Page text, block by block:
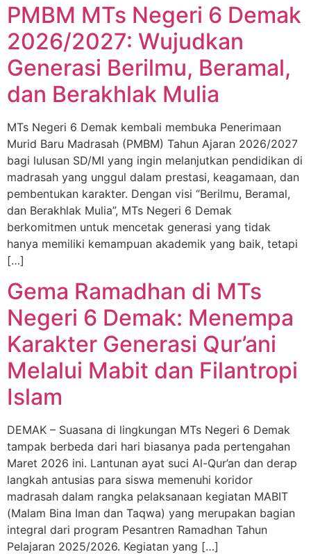
PMBM MTs Negeri 6 Demak
2026/2027: Wujudkan
Generasi Berilmu, Beramal,
dan Berakhlak Mulia
MTs Negeri 6 Demak kembali membuka Penerimaan
Murid Baru Madrasah (PMBM) Tahun Ajaran 2026/2027
bagi lulusan SD/MI yang ingin melanjutkan pendidikan di
madrasah yang unggul dalam prestasi, keagamaan, dan
pembentukan karakter. Dengan visi “Berilmu, Beramal,
dan Berakhlak Mulia”, MTs Negeri 6 Demak
berkomitmen untuk mencetak generasi yang tidak
hanya memiliki kemampuan akademik yang baik, tetapi
[…]
Gema Ramadhan di MTs
Negeri 6 Demak: Menempa
Karakter Generasi Qur’ani
Melalui Mabit dan Filantropi
Islam
DEMAK – Suasana di lingkungan MTs Negeri 6 Demak
tampak berbeda dari hari biasanya pada pertengahan
Maret 2026 ini. Lantunan ayat suci Al-Qur’an dan derap
langkah antusias para siswa memenuhi koridor
madrasah dalam rangka pelaksanaan kegiatan MABIT
(Malam Bina Iman dan Taqwa) yang merupakan bagian
integral dari program Pesantren Ramadhan Tahun
Pelajaran 2025/2026. Kegiatan yang […]